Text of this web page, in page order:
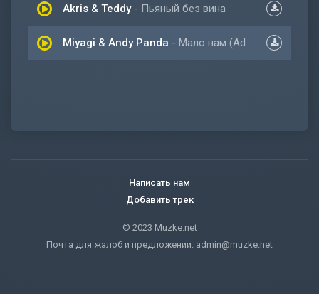
Akris & Teddy- Пьяный без вина
Miyagi & Andy Panda - Мало нам (Adam Maniac remix)
Написать нам
Добавить трек
© 2023 Muzke.net
Почта для жалоб и предложении: admin@muzke.net